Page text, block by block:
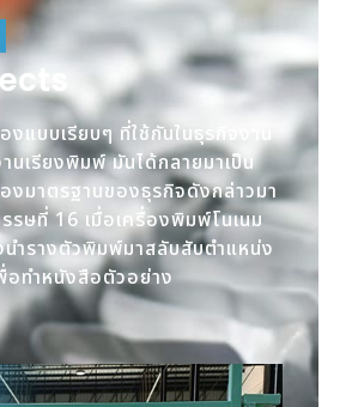
งแบบเรียบๆ ที่ใช้กันในธุรกิจงาน
นเรียงพิมพ์ มันได้กลายมาเป็น
งมาตรฐานของธุรกิจดังกล่าวมา
รษที่ 16 เมื่อเครื่องพิมพ์โนเนม
นำรางตัวพิมพ์มาสลับสับตำแหน่ง
อทำหนังสือตัวอย่าง